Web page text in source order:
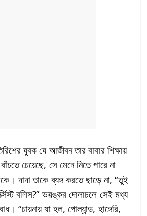
যুবক যে আজীবন তার বাবার শিক্ষায়
চেয়েছে, সে মেনে নিতে পারে না
দাদা তাকে ব্যঙ্গ করতে ছাড়ে না, “তুই
বলিস?” ভয়ঙ্কর দোলাচলে সেই মধ্য
“চায়নায় যা হল, পোল্যান্ড, হাঙ্গেরি,